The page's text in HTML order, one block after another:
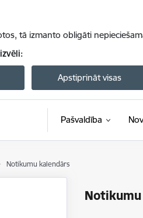
tā izmanto obligāti
Apstiprināt visas
Pašvaldība
Notikumu kalendārs